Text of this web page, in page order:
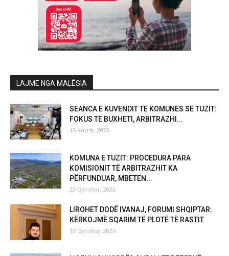
LAJME NGA MALËSIA
SEANCA E KUVENDIT TË KOMUNËS SË TUZIT:
FOKUS TE BUXHETI, ARBITRAZHI...
15 Korrik, 2026
KOMUNA E TUZIT: PROCEDURA PARA
KOMISIONIT TË ARBITRAZHIT KA
PËRFUNDUAR, MBETEN...
23 Qershor, 2026
LIROHET DODË IVANAJ, FORUMI SHQIPTAR:
KËRKOJMË SQARIM TË PLOTË TË RASTIT
10 Qershor, 2026